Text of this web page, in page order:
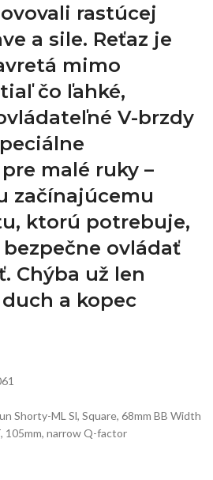
rastúcej
a sile. Reťaz je
mimo
čo ľahké,
V-brzdy
malé ruky –
začínajúcemu
ktorú potrebuje,
ovládať
Chýba už len
a kopec
Shorty-ML Sl, Square, 68mm BB Width
105mm, narrow Q-factor